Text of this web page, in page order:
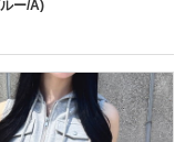
ー/A)